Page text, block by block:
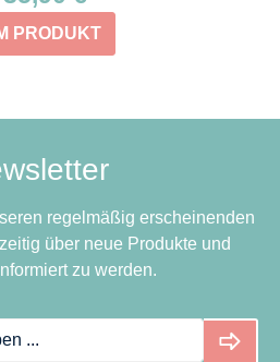
PRODUKT
regelmäßig erscheinenden
über neue Produkte und
zu werden.